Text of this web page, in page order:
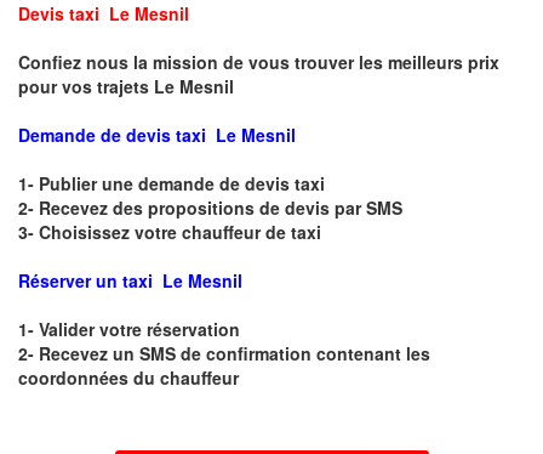
Devis taxi Le Mesnil
Confiez nous la mission de vous trouver les meilleurs prix
pour vos trajets Le Mesnil
Demande de devis taxi Le Mesnil
1- Publier une demande de devis taxi
2- Recevez des propositions de devis par SMS
3- Choisissez votre chauffeur de taxi
Réserver un taxi Le Mesnil
1- Valider votre réservation
2- Recevez un SMS de confirmation contenant les
coordonnées du chauffeur